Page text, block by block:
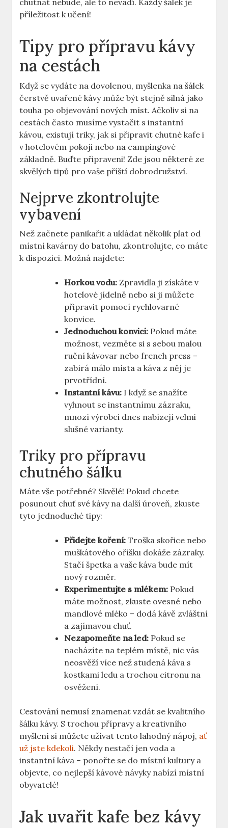
chutnat nebude, ale to nevadí. Každý šálek je
příležitost k učení!
Tipy pro přípravu kávy
na cestách
Když se vydáte na dovolenou, myšlenka na šálek
čerstvě uvařené kávy může být stejně silná jako
touha po objevování nových míst. Ačkoliv si na
cestách často musíme vystačit s instantní
kávou, existují triky, jak si připravit chutné kafe i
v hotelovém pokoji nebo na campingové
základně. Buďte připraveni! Zde jsou některé ze
skvělých tipů pro vaše příští dobrodružství.
Nejprve zkontrolujte
vybavení
Než začnete panikařit a ukládat několik plat od
místní kavárny do batohu, zkontrolujte, co máte
k dispozici. Možná najdete:
Horkou vodu: Zpravidla ji získáte v
hotelové jídelně nebo si ji můžete
připravit pomocí rychlovarné
konvice.
Jednoduchou konvici: Pokud máte
možnost, vezměte si s sebou malou
ruční kávovar nebo french press –
zabírá málo místa a káva z něj je
prvotřídní.
Instantní kávu: I když se snažíte
vyhnout se instantnímu zázraku,
mnozí výrobci dnes nabízejí velmi
slušné varianty.
Triky pro přípravu
chutného šálku
Máte vše potřebné? Skvělé! Pokud chcete
posunout chuť své kávy na další úroveň, zkuste
tyto jednoduché tipy:
Přidejte koření: Troška skořice nebo
muškátového oříšku dokáže zázraky.
Stačí špetka a vaše káva bude mít
nový rozměr.
Experimentujte s mlékem: Pokud
máte možnost, zkuste ovesné nebo
mandlové mléko – dodá kávě zvláštní
a zajímavou chuť.
Nezapomeňte na led: Pokud se
nacházíte na teplém místě, nic vás
neosvěží více než studená káva s
kostkami ledu a trochou citronu na
osvěžení.
Cestování nemusí znamenat vzdát se kvalitního
šálku kávy. S trochou přípravy a kreativního
myšlení si můžete užívat tento lahodný nápoj, ať
už jste kdekoli. Někdy nestačí jen voda a
instantní káva – ponořte se do místní kultury a
objevte, co nejlepší kávové návyky nabízí místní
obyvatelé!
Jak uvařit kafe bez kávy